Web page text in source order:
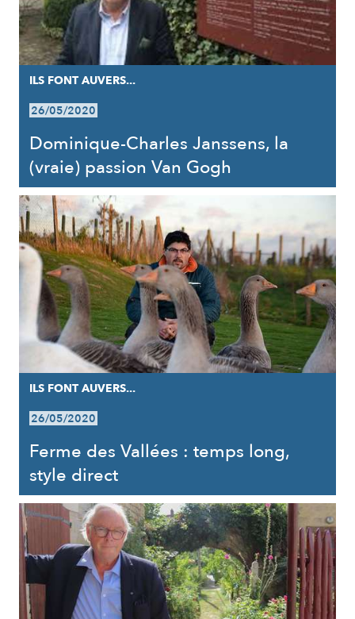
ILS FONT AUVERS...
26/05/2020
Dominique-Charles Janssens, la
(vraie) passion Van Gogh
ILS FONT AUVERS...
26/05/2020
Ferme des Vallées : temps long,
style direct